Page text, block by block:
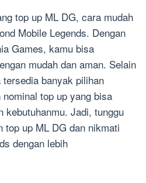
top up ML DG, cara mudah
Mobile Legends. Dengan
Games, kamu bisa
mudah dan aman. Selain
banyak pilihan
top up yang bisa
kebutuhanmu. Jadi, tunggu
top up ML DG dan nikmati
dengan lebih